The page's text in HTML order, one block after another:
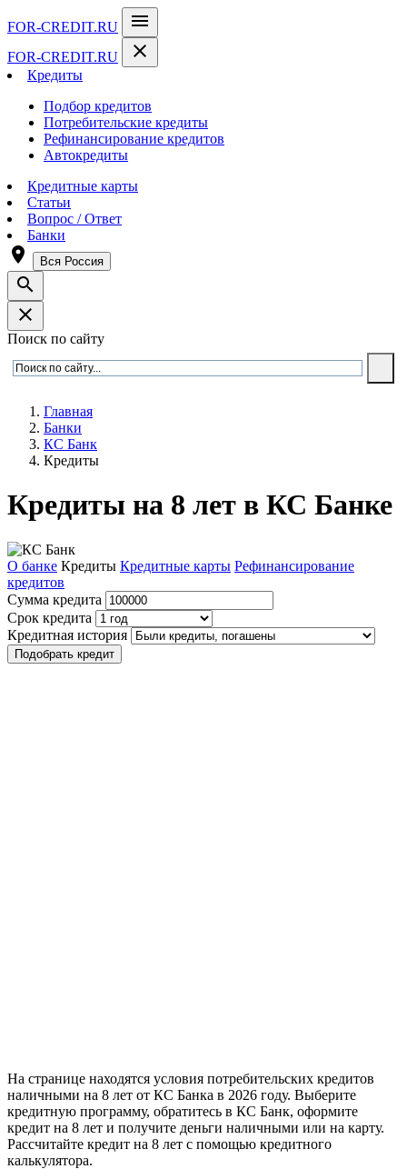
FOR-CREDIT.RU menu
FOR-CREDIT.RU close
Кредиты
Подбор кредитов
Потребительские кредиты
Рефинансирование кредитов
Автокредиты
Кредитные карты
Статьи
Вопрос / Ответ
Банки
room Вся Россия
search
close
Поиск по сайту
Главная
Банки
КС Банк
Кредиты
Кредиты на 8 лет в КС Банке
О банке Кредиты Кредитные карты Рефинансирование
кредитов
Сумма кредита
Срок кредита
Кредитная история
Подобрать кредит
На странице находятся условия потребительских кредитов
наличными на 8 лет от КС Банка в 2026 году. Выберите
кредитную программу, обратитесь в КС Банк, оформите
кредит на 8 лет и получите деньги наличными или на карту.
Рассчитайте кредит на 8 лет с помощью кредитного
калькулятора.